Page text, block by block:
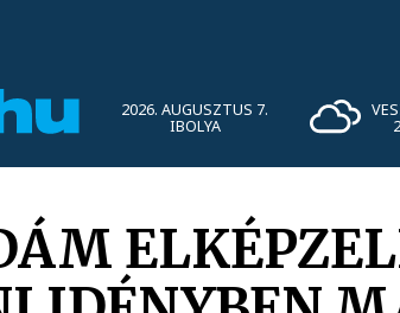
2026. AUGUSZTUS 7.
IBOLYA